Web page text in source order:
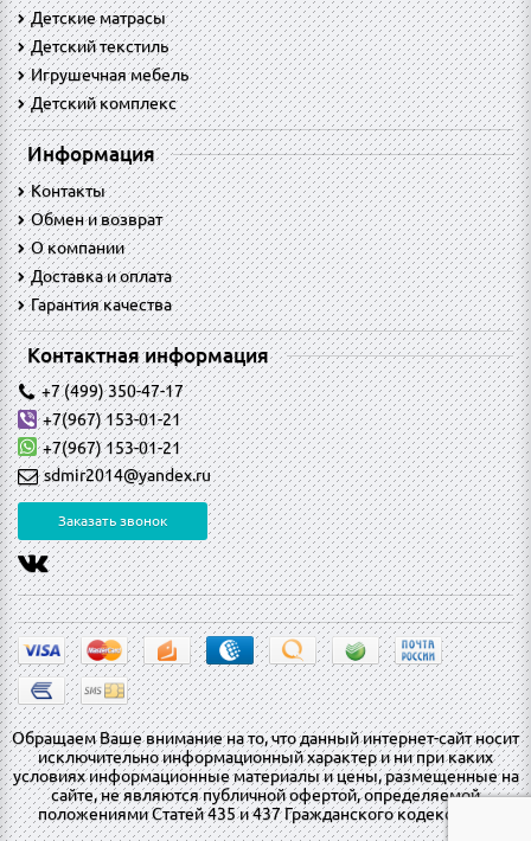
Детские матрасы
Детский текстиль
Игрушечная мебель
Детский комплекс
Информация
Контакты
Обмен и возврат
O компании
Доставка и оплата
Гарантия качества
Контактная информация
+7 (499) 350-47-17
+7(967) 153-01-21
+7(967) 153-01-21
sdmir2014@yandex.ru
Заказать звонок
Обращаем Ваше внимание на то, что данный интернет-сайт носит
исключительно информационный характер и ни при каких
условиях информационные материалы и цены, размещенные на
сайте, не являются публичной офертой, определяемой
положениями Статей 435 и 437 Гражданского кодекса РФ.